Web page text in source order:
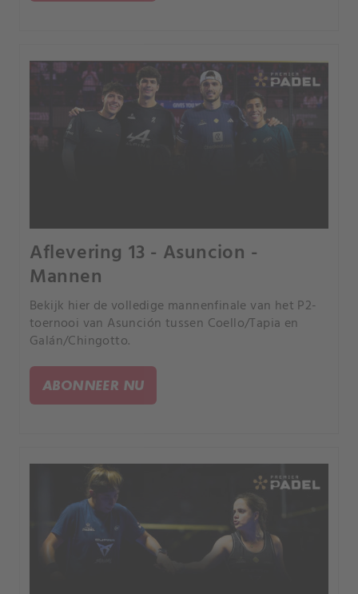
Aflevering 13 - Asuncion -
Mannen
Bekijk hier de volledige mannenfinale van het P2-
toernooi van Asunción tussen Coello/Tapia en
Galán/Chingotto.
ABONNEER NU